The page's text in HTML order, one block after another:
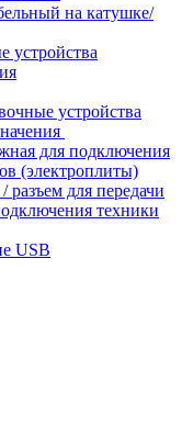
на катушке/
устройства
устройства
для подключения
(электроплиты)
разъем для передачи
техники
USB